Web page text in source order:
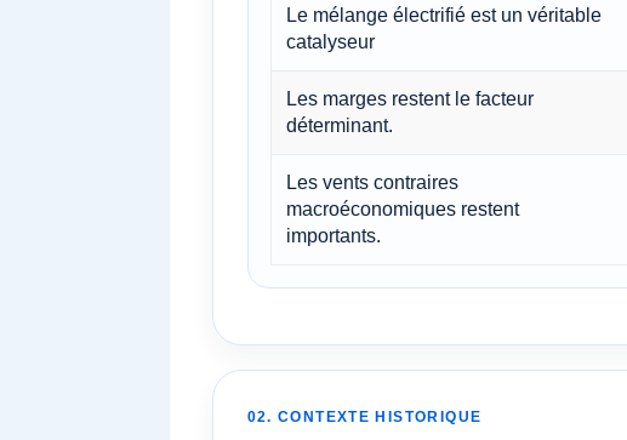
Le mélange électrifié est un véritable
catalyseur
Les marges restent le facteur
déterminant.
Les vents contraires
macroéconomiques restent
importants.
02. CONTEXTE HISTORIQUE